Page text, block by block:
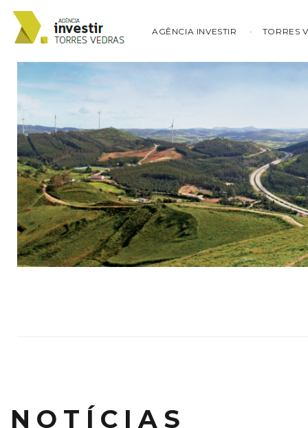
AGÊNCIA INVESTIR TORRES
NOTÍCIAS